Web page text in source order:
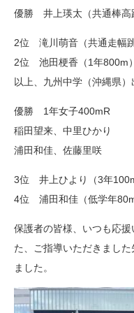
優勝 井上瑛太（共通棒高
2位 滝川萌音（共通走幅跳
2位 池田梗香（1年800m）
以上、九州中学（沖縄県）
優勝 1年女子400mR
稲田望来、中里ひかり
浦田和佳、佐藤里咲
3位 井上ひより（3年
4位 浦田和佳（低学年
保護者の皆様、いつも応
た、ご指導いただきまし
ました。